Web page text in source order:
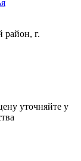
район, г.
уточняйте у